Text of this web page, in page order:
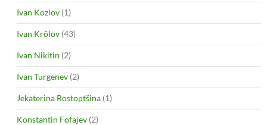
Ivan Kozlov (1)
Ivan Krõlov (43)
Ivan Nikitin (2)
Ivan Turgenev (2)
Jekaterina Rostoptšina (1)
Konstantin Fofajev (2)